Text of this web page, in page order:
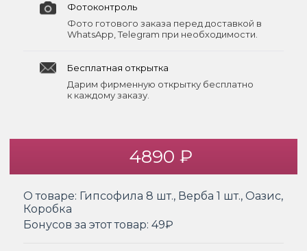
Фотоконтроль
Фото готового заказа перед доставкой в
WhatsApp, Telegram при необходимости.
Бесплатная открытка
Дарим фирменную открытку бесплатно
к каждому заказу.
4890 ₽
О товаре: Гипсофила 8 шт., Верба 1 шт., Оазис,
Коробка
Бонусов за этот товар: 49₽